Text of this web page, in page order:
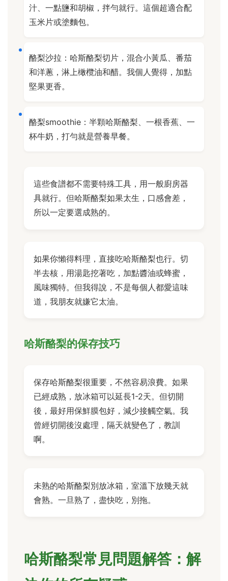
汁、一點鹽和胡椒，拌勻就行。這個超適合配
玉米片或塗麵包。
酪梨沙拉：哈斯酪梨切片，混合小黃瓜、番茄
和洋蔥，淋上橄欖油和醋。我個人覺得，加點
堅果更香。
酪梨smoothie：半顆哈斯酪梨、一根香蕉、一
杯牛奶，打勻就是營養早餐。
這些食譜都不需要特殊工具，用一般廚房器
具就行。但哈斯酪梨如果太生，口感會差，
所以一定要選成熟的。
如果你懶得料理，直接吃哈斯酪梨也行。切
半去核，用湯匙挖著吃，加點醬油或蜂蜜，
風味獨特。但我得說，不是每個人都愛這味
道，我朋友就嫌它太油。
哈斯酪梨的保存技巧
保存哈斯酪梨很重要，不然容易浪費。如果
已經成熟，放冰箱可以延長1-2天。但切開
後，最好用保鮮膜包好，減少接觸空氣。我
曾經切開後沒處理，隔天就變色了，教訓
啊。
未熟的哈斯酪梨別放冰箱，室溫下放幾天就
會熟。一旦熟了，盡快吃，別拖。
哈斯酪梨常見問題解答：解